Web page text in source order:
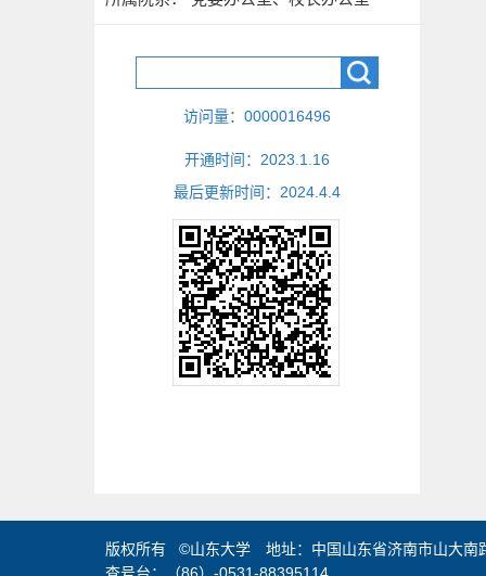
访问量： 0000016496
开通时间： 2023 1 16
最后更新时间： 2024 4 4
版权所有 ©山东大学 地址：中国山东省济南市山大